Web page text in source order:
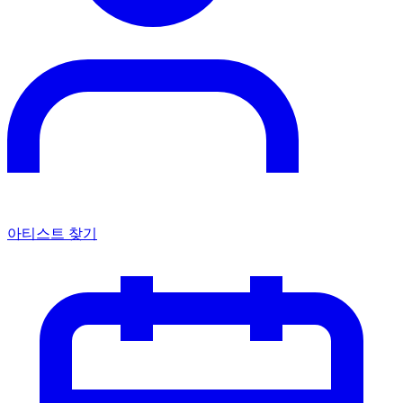
아티스트 찾기